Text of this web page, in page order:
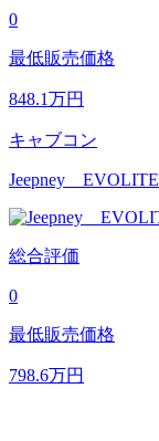
0
最低販売価格
848.1万円
キャブコン
Jeepney EVOLITE
総合評価
0
最低販売価格
798.6万円